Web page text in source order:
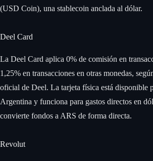
(USD Coin), una stablecoin anclada al dólar.
Deel Card
La Deel Card aplica 0% de comisión en
1,25% en transacciones en otras monedas,
oficial de Deel. La tarjeta física está disponible
Argentina y funciona para gastos directos en
convierte fondos a ARS de forma directa.
Revolut